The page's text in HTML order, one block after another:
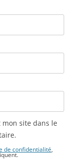
site dans le
de confidentialité